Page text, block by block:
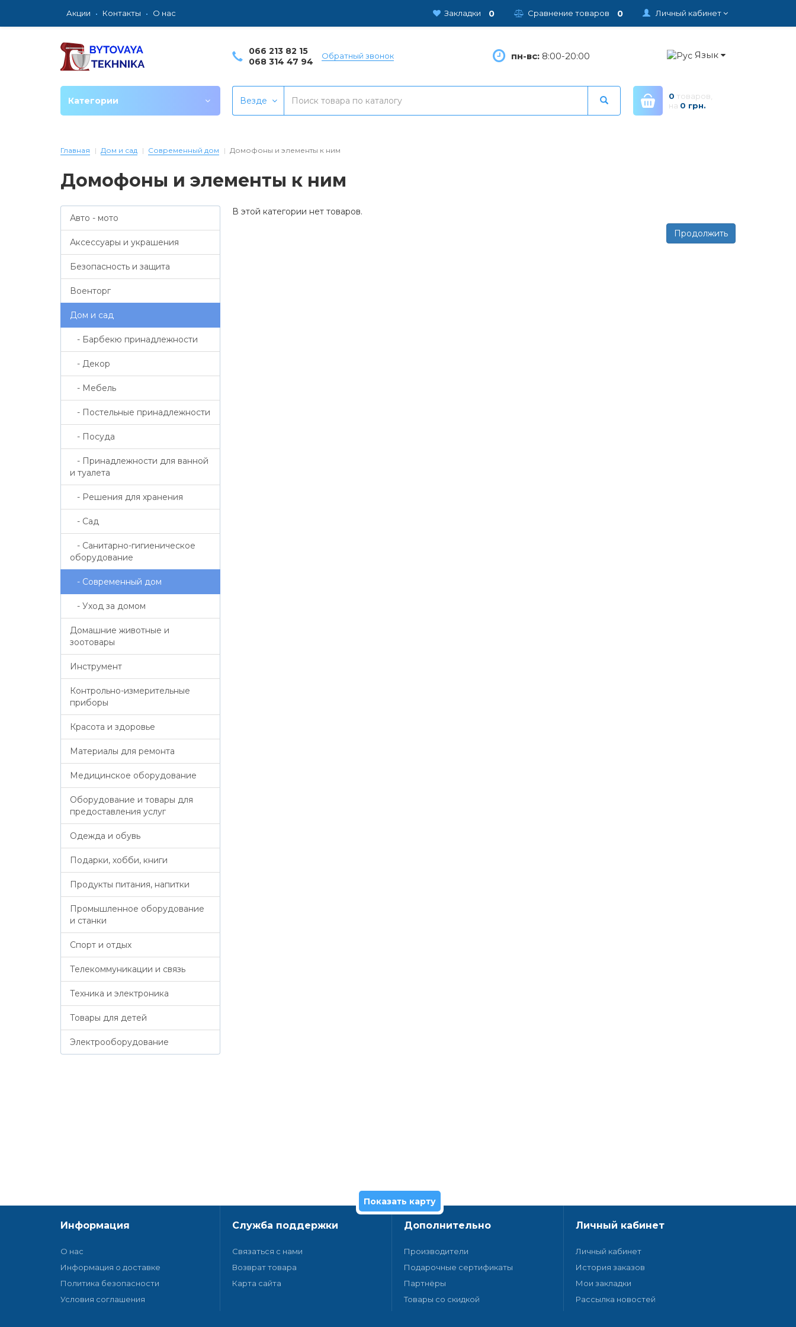
Акции Контакты О нас Личный кабинет
Закладки 0 Сравнение товаров 0
066 213 82 15
068 314 47 94
Обратный звонок пн-вс:8:00-20:00 Язык
Везде 0 товаров,
на 0 грн.
Категории
Главная Дом и сад Современный дом Домофоны и элементы к ним
Домофоны и элементы к ним
Авто - мото
Аксессуары и украшения
Безопасность и защита
Военторг
Дом и сад
- Барбекю принадлежности
- Декор
- Мебель
- Постельные принадлежности
- Посуда
- Принадлежности для ванной
и туалета
- Решения для хранения
- Сад
- Санитарно-гигиеническое
оборудование
- Современный дом
- Уход за домом
Домашние животные и
зоотовары
Инструмент
Контрольно-измерительные
приборы
Красота и здоровье
Материалы для ремонта
Медицинское оборудование
Оборудование и товары для
предоставления услуг
Одежда и обувь
Подарки, хобби, книги
Продукты питания, напитки
Промышленное оборудование
и станки
Спорт и отдых
Телекоммуникации и связь
Техника и электроника
Товары для детей
Электрооборудование
В этой категории нет товаров.
Продолжить
Показать карту
Информация
О нас
Информация о доставке
Политика безопасности
Условия соглашения
Служба поддержки
Связаться с нами
Возврат товара
Карта сайта
Дополнительно
Производители
Подарочные сертификаты
Партнёры
Товары со скидкой
Личный кабинет
Личный кабинет
История заказов
Мои закладки
Рассылка новостей